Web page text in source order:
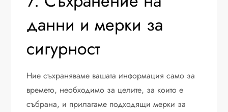
данни и мерки за
сигурност
Ние съхраняваме вашата информация само за
времето, необходимо за целите, за които е
събрана, и прилагаме подходящи мерки за